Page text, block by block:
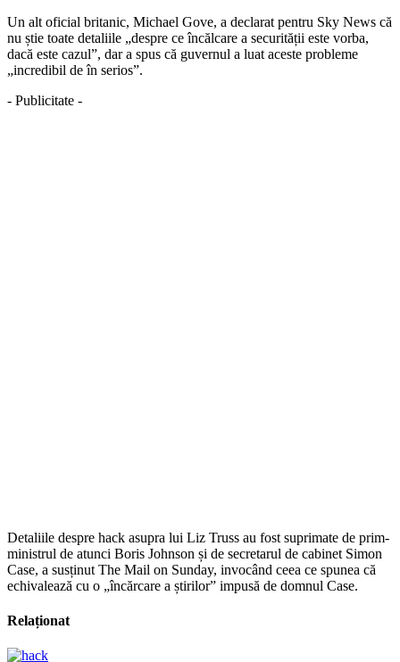
Un alt oficial britanic, Michael Gove, a declarat pentru Sky News că
nu știe toate detaliile „despre ce încălcare a securității este vorba,
dacă este cazul”, dar a spus că guvernul a luat aceste probleme
„incredibil de în serios”.
- Publicitate -
Detaliile despre hack asupra lui Liz Truss au fost suprimate de prim-
ministrul de atunci Boris Johnson și de secretarul de cabinet Simon
Case, a susținut The Mail on Sunday, invocând ceea ce spunea că
echivalează cu o „încărcare a știrilor” impusă de domnul Case.
Relaționat